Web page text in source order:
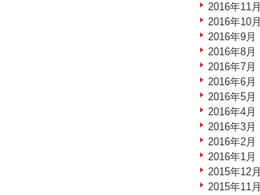
2016年11月
2016年10月
2016年9月
2016年8月
2016年7月
2016年6月
2016年5月
2016年4月
2016年3月
2016年2月
2016年1月
2015年12月
2015年11月